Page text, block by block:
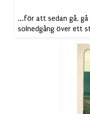
...för att sedan gå, gå
solnedgång över ett